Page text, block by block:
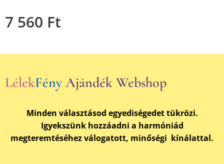
7 560 Ft
LélekFény Ajándék Webshop
Minden választásod egyediségedet tükrözi.
Igyekszünk hozzáadni a harmóniád
megteremtéséhez válogatott, minőségi kínálattal.